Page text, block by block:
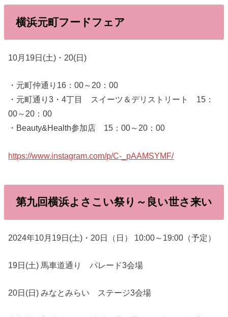
横浜元町フードフェア
10月19日(土)・20(日)
・元町仲通り16：00～20：00
・元町通り3・4丁目 スイーツ＆デリストリート 15：
00～20：00
・Beauty&Health参加店 15：00～20：00
https://www.instagram.com/p/C-_pAAMSYMF/
第九回横浜よさこい祭り～良い世さ来い
2024年10月19日(土)・20日（日） 10:00～19:00（予定）
19日(土) 馬車道通り パレード3会場
20日(日) みなとみらい ステージ3会場